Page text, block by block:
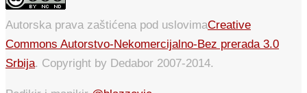
Autorska prava zaštićena pod uslovimaCreative
Commons Autorstvo-Nekomercijalno-Bez prerada 3.0
Srbija. Copyright by Dedabor 2007-2014.